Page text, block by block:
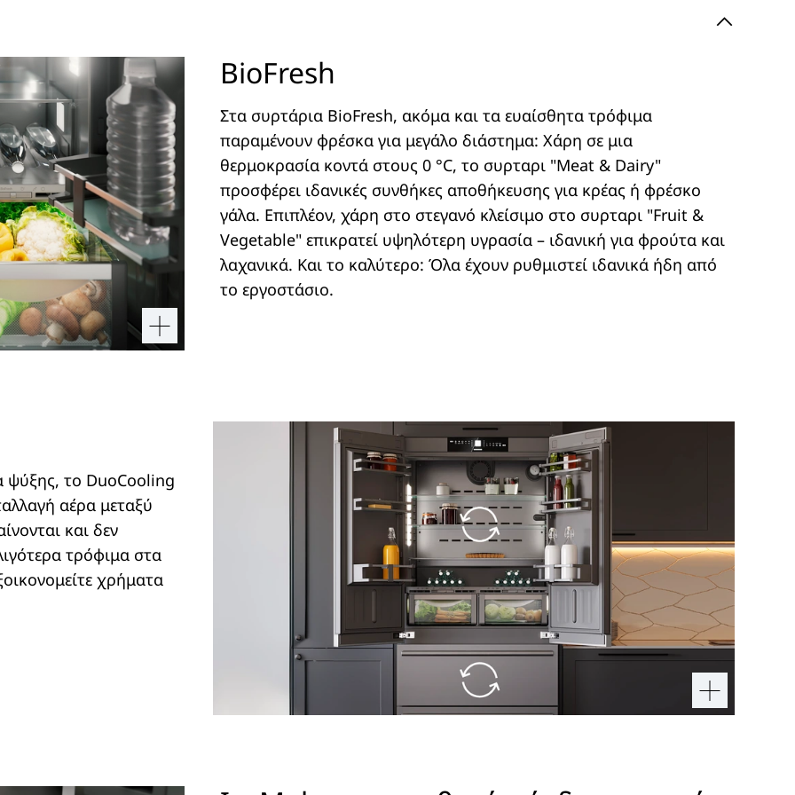
BioFresh
Στα συρτάρια BioFresh, ακόμα και τα ευαίσθητα τρόφιμα
παραμένουν φρέσκα για μεγάλο διάστημα: Χάρη σε μια
θερμοκρασία κοντά στους 0 °C, το συρταρι "Meat & Dairy"
προσφέρει ιδανικές συνθήκες αποθήκευσης για κρέας ή φρέσκο
γάλα. Επιπλέον, χάρη στο στεγανό κλείσιμο στο συρταρι "Fruit &
Vegetable" επικρατεί υψηλότερη υγρασία – ιδανική για φρούτα και
λαχανικά. Και το καλύτερο: Όλα έχουν ρυθμιστεί ιδανικά ήδη από
το εργοστάσιο.
το DuoCooling
αέρα μεταξύ
και δεν
τρόφιμα στα
χρήματα